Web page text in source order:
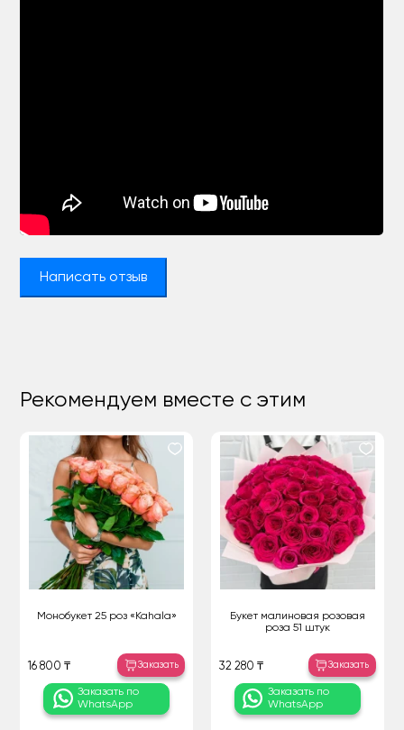
Написать отзыв
Рекомендуем вместе с этим
Монобукет 25 роз «Kahala»
16 800 ₸ Заказать
Заказать по
WhatsApp
Букет малиновая розовая
роза 51 штук
32 280 ₸ Заказать
Заказать по
WhatsApp